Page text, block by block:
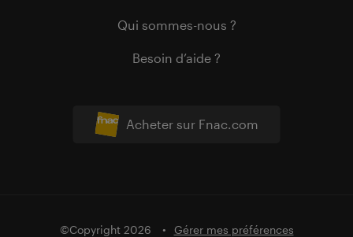
Acheter sur Fnac.com
Qui sommes-nous ?
Besoin d’aide ?
©Copyright 2026 Gérer mes préférences